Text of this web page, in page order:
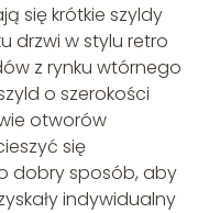
się krótkie szyldy
drzwi w stylu retro
z rynku wtórnego
o szerokości
otworów
się
dobry sposób, aby
indywidualny